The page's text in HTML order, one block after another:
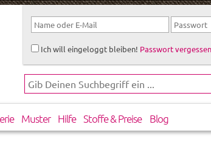
Ich will eingeloggt bleiben! Passwort
Muster Hilfe Stoffe & Preise Blog